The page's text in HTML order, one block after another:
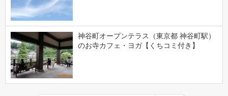
神谷町オープンテラス（東京都 神谷町駅）
のお寺カフェ・ヨガ【くちコミ付き】